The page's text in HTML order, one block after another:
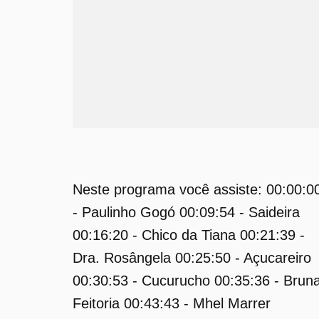
Neste programa você assiste:
- Paulinho Gogó 00:09:54 - Saideira
00:16:20 - Chico da Tiana 00:21:39 -
Dra. Rosângela 00:25:50 - Açucareiro
00:30:53 - Cucurucho 00:35:36 -
Feitoria 00:43:43 - Mhel Marrer